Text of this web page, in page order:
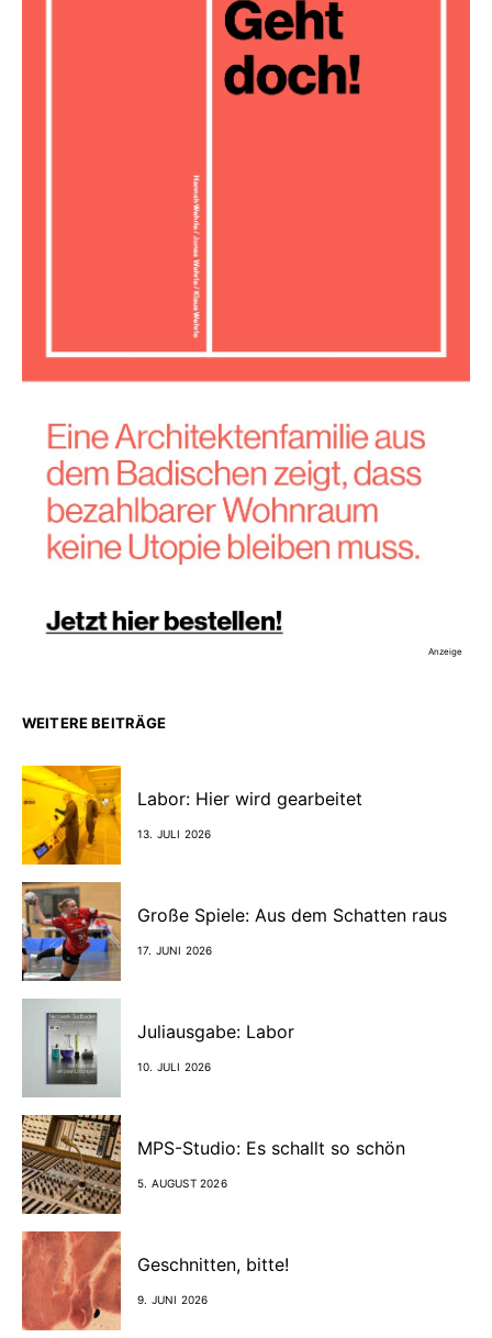
Anzeige
WEITERE BEITRÄGE
Labor: Hier wird gearbeitet
13. JULI 2026
Große Spiele: Aus dem Schatten raus
17. JUNI 2026
Juliausgabe: Labor
10. JULI 2026
MPS-Studio: Es schallt so schön
5. AUGUST 2026
Geschnitten, bitte!
9. JUNI 2026